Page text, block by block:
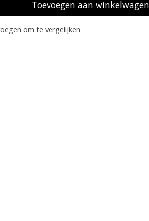
Toevoegen aan winkelwagen
om te vergelijken